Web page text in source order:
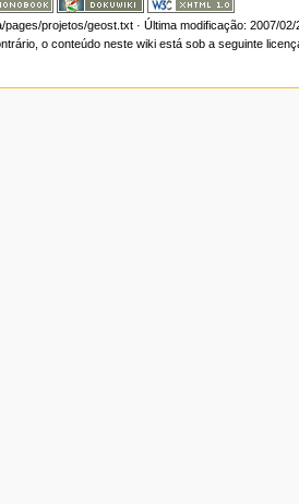
pages/projetos/geost.txt· Última modificação: 2007/
o conteúdo neste wiki está sob a seguinte